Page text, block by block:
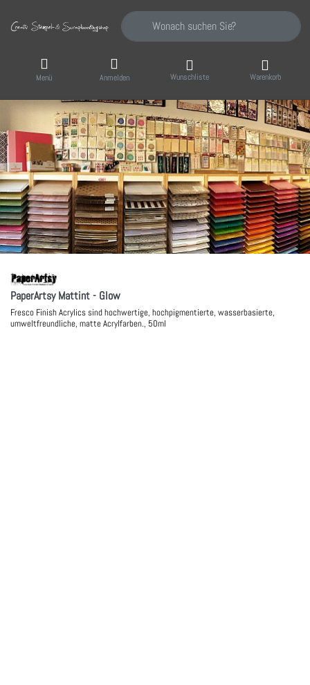
Geben Sie einen Suchbegriff ein. Während
Menü Anmelden Wunschliste Warenkorb
PaperArtsy Mattint - Glow
Fresco Finish Acrylics sind hochwertige, hochpigmentierte, wasserbasierte,
umweltfreundliche, matte Acrylfarben., 50ml